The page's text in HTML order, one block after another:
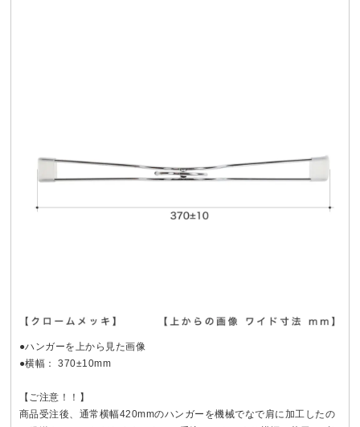
●ハンガーを上から見た画像
●横幅： 370±10mm
【ご注意！！】
商品受注後、通常横幅420mmのハンガーを機械でなで肩に加工したの